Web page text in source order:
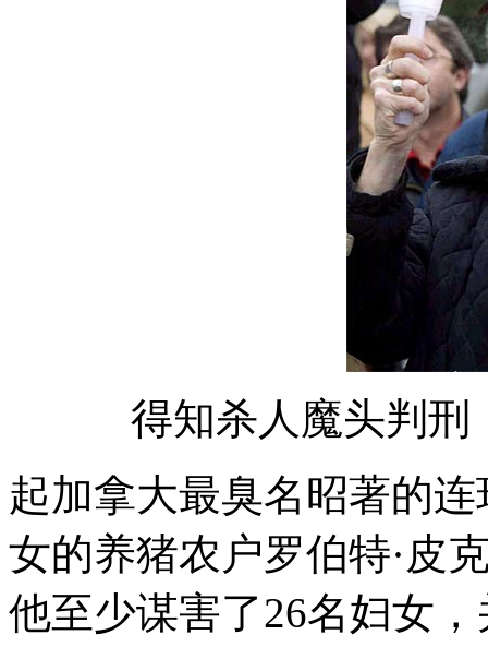
得知杀人魔头判刑
起加拿大最臭名昭著的
女的养猪农户罗伯特·皮
他至少谋害了26名妇女